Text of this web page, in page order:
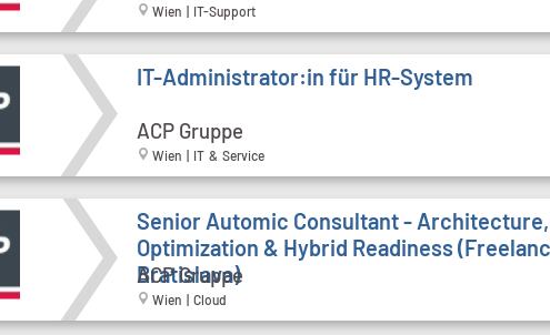
Wien | IT-Support
IT-Administrator:in für HR-System
ACP Gruppe
Wien | IT & Service
Senior Automic Consultant - Architecture,
Optimization & Hybrid Readiness
Bratislava)
ACP Gruppe
Wien | Cloud